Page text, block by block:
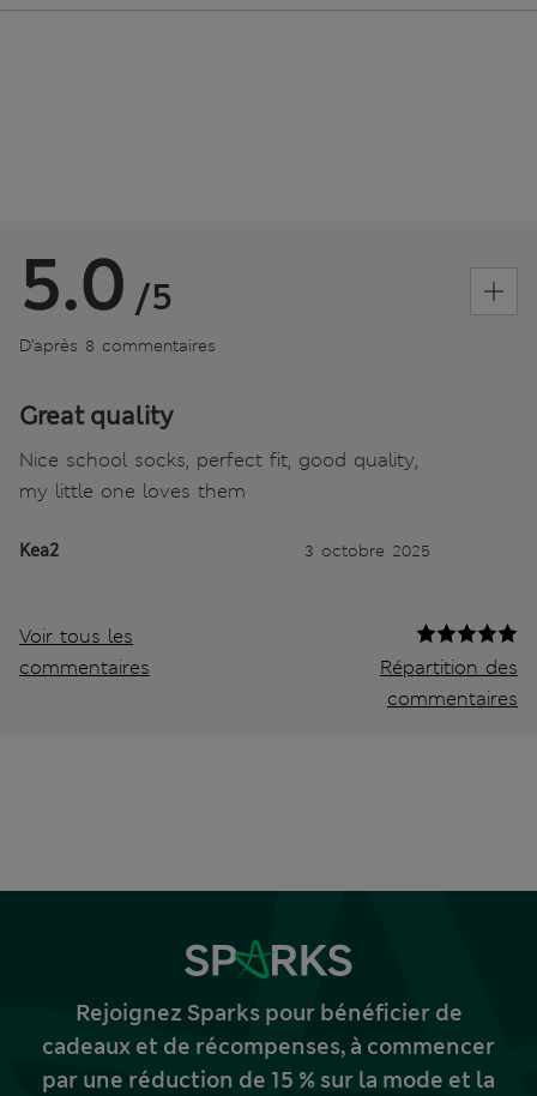
5.0 /5
D’après 8 commentaires
Great quality
Nice school socks, perfect fit, good quality,
my little one loves them
Kea2 3 octobre 2025
Voir tous les
commentaires
Répartition des
commentaires
Rejoignez Sparks pour bénéficier de
cadeaux et de récompenses, à commencer
par une réduction de 15 % sur la mode et la